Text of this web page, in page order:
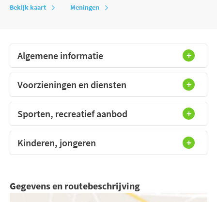
Bekijk kaart Meningen
Algemene informatie
Voorzieningen en diensten
Sporten, recreatief aanbod
Kinderen, jongeren
Gegevens en routebeschrijving